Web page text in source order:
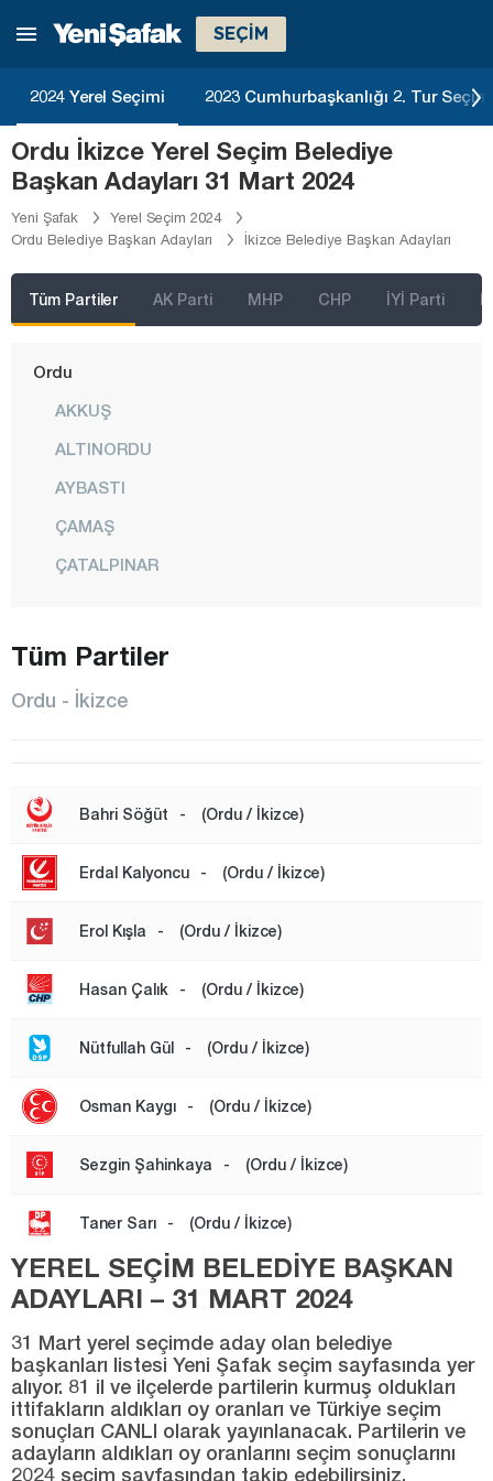
SEÇİM
2024 Yerel Seçimi 2023 Cumhurbaşkanlığı 2. Tur
Ordu İkizce Yerel Seçim Belediye
Başkan Adayları 31 Mart 2024
Yeni Şafak
Yerel Seçim 2024
Ordu Belediye Başkan Adayları
İkizce Belediye Başkan Adayları
Tüm Partiler AK Parti MHP CHP İYİ Parti
Manisa
Mersin
Muğla
Muş
Niğde
Ordu
AKKUŞ
ALTINORDU
AYBASTI
ÇAMAŞ
ÇATALPINAR
İKİZCE
KABATAŞ
KORGAN
MESUDİYE
ÜNYE
Osmaniye
Sakarya
Samsun
Siirt
Sinop
Sivas
Şanlıurfa
Şırnak
Tüm Partiler
Ordu - İkizce
Bahri Söğüt - (Ordu / İkizce)
Erdal Kalyoncu - (Ordu / İkizce)
Erol Kışla - (Ordu / İkizce)
Hasan Çalık - (Ordu / İkizce)
Nütfullah Gül - (Ordu / İkizce)
Osman Kaygı - (Ordu / İkizce)
Sezgin Şahinkaya - (Ordu / İkizce)
Taner Sarı - (Ordu / İkizce)
YEREL SEÇİM BELEDİYE BAŞKAN
ADAYLARI – 31 MART 2024
31 Mart yerel seçimde aday olan belediye
başkanları listesi Yeni Şafak seçim sayfasında yer
alıyor. 81 il ve ilçelerde partilerin kurmuş oldukları
ittifakların aldıkları oy oranları ve Türkiye seçim
sonuçları CANLI olarak yayınlanacak. Partilerin ve
adayların aldıkları oy oranlarını seçim sonuçlarını
2024 seçim sayfasından takip edebilirsiniz.